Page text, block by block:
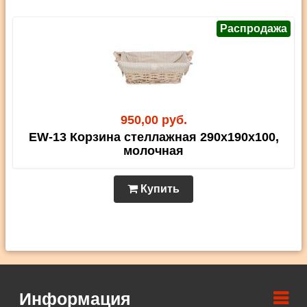
950,00 руб.
Распродажа
EW-13 Корзина стеллажная 290х190х100,
молочная
Купить
Информация